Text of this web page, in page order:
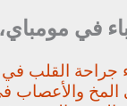
في مومباي،
جراحة القلب في
والأعصاب